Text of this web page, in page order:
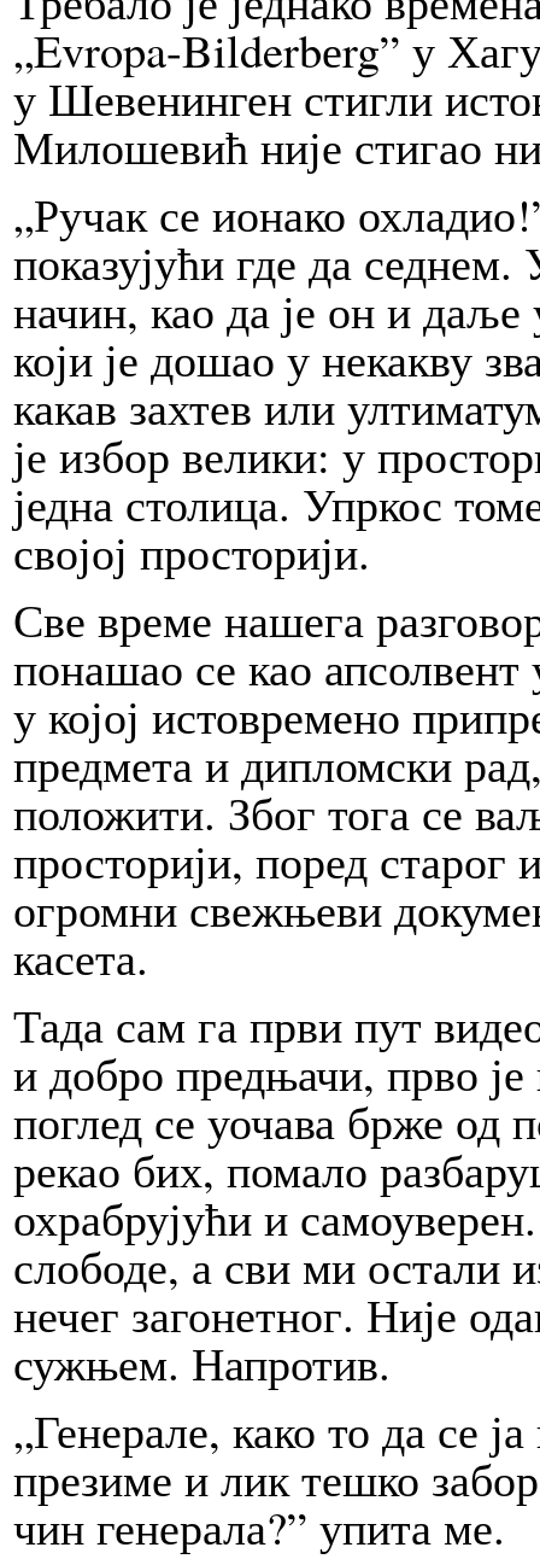
„Evropa-Bilderbеrg” у
у Шевенинген стигли
Милошевић није стигао
„Ручак се ионако
показујући где да
начин, као да је он и
који је дошао у некакву
какав захтев или
је избор велики: у
једна столица. Упркос
својој просторији.
Све време нашега
понашао се као апсолвент
у којој истовремено
предмета и дипломски
положити. Због тога се
просторији, поред старог
огромни свежњеви
касета.
Тада сам га први пут
и добро предњачи, прво
поглед се уочава брже од
рекао бих, помало
охрабрујући и
слободе, а сви ми остали
нечег загонетног. Није
сужњем. Напротив.
„Генерале, како то да се
презиме и лик тешко
чин генерала?” упита ме.